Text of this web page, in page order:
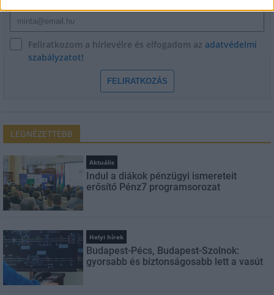
Feliratkozom a hírlevélre és elfogadom az adatvédelmi
szabályzatot!
FELIRATKOZÁS
LEGNÉZETTEBB
Aktuális
Indul a diákok pénzügyi ismereteit
erősítő Pénz7 programsorozat
Helyi hírek
Budapest-Pécs, Budapest-Szolnok:
gyorsabb és biztonságosabb lett a vasút